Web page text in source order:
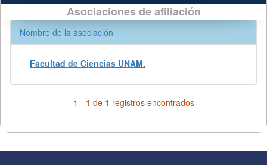
Asociaciones de afiliación
Nombre de la asociación
Facultad de Ciencias UNAM.
1 - 1 de 1 registros encontrados